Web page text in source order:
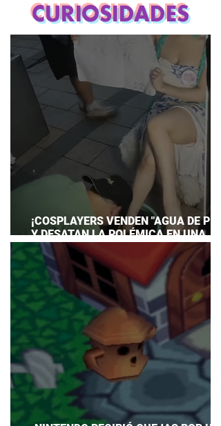
CURIOSIDADES
¡COSPLAYERS VENDEN "AGUA DE
Y DESATAN LA POLÉMICA EN UNA
CONVENCIÓN DE ANIME!